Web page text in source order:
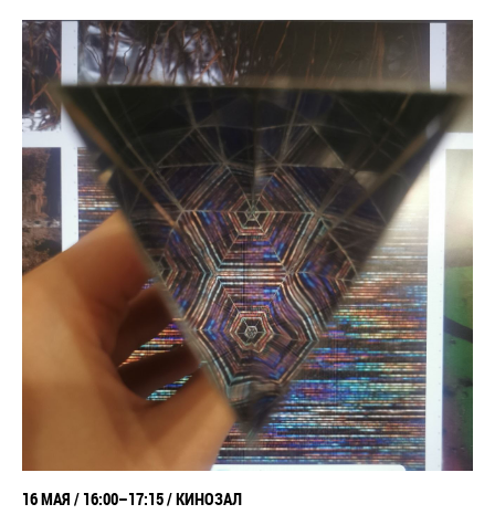
16 МАЯ / 16:00–17:15 / КИНОЗАЛ